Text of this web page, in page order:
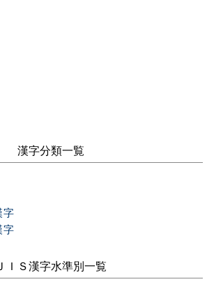
漢字分類一覧
字
字
ＪＩＳ漢字水準別一覧